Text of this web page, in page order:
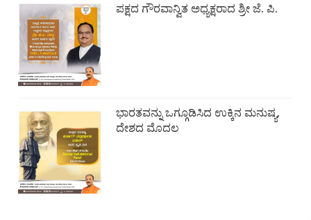
ಪಕ್ಷದ ಗೌರವಾನ್ವಿತ ಅಧ್ಯಕ್ಷರಾದ ಶ್ರೀ ಜೆ. ಪಿ.
ಭಾರತವನ್ನು ಒಗ್ಗೂಡಿಸಿದ ಉಕ್ಕಿನ ಮನುಷ್ಯ,
ದೇಶದ ಮೊದಲ